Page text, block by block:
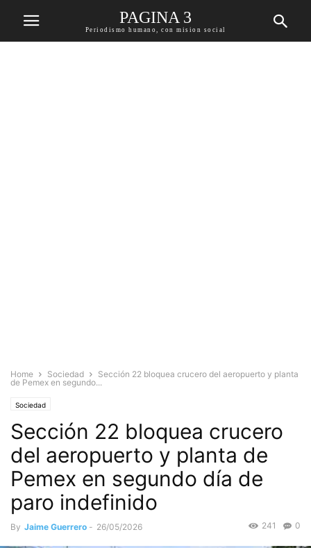
PAGINA 3
Periodismo humano, con mision social
Home Sociedad
Sección 22 bloquea crucero del aeropuerto y planta
de Pemex en segundo...
Sociedad
Sección 22 bloquea crucero
del aeropuerto y planta de
Pemex en segundo día de
paro indefinido
By Jaime Guerrero - 26/05/2026 0
241